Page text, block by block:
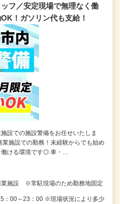
フ／安定現場で無理なく働
！ガソリン代も支給！
施設での施設警備をお任せいたしま
施設での勤務！未経験からでも始め
働ける環境です◎ 車・…
業施設 ※常駐現場のため勤務地固定
：00～23：00 ※現場状況により多少